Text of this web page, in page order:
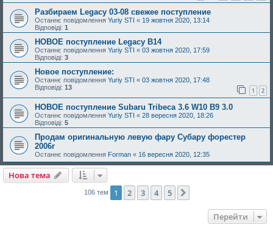
Разбираем Legacy 03-08 свежее поступление
Останнє повідомлення Yuriy STI « 19 жовтня 2020, 13:14
Відповіді: 1
НОВОЕ поступление Legacy B14
Останнє повідомлення Yuriy STI « 03 жовтня 2020, 17:59
Відповіді: 3
Новое поступление:
Останнє повідомлення Yuriy STI « 03 жовтня 2020, 17:48
Відповіді: 13 1 2
НОВОЕ поступление Subaru Tribeca 3.6 W10 B9 3.0
Останнє повідомлення Yuriy STI « 28 вересня 2020, 18:26
Відповіді: 5
Продам оригинальную левую фару Субару форестер
2006г
Останнє повідомлення Forman « 16 вересня 2020, 12:35
Нова тема
106 тем 1 2 3 4 5
Перейти